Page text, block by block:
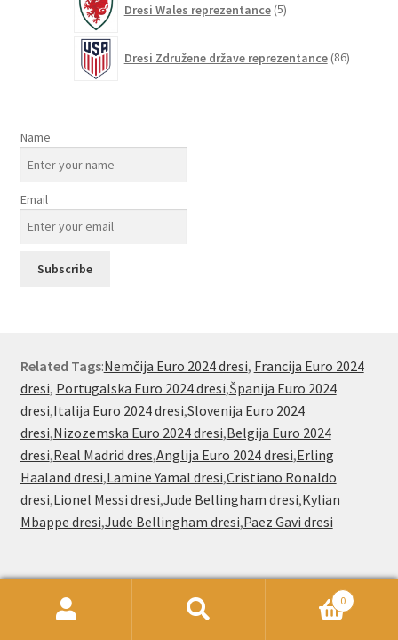
Dresi Wales reprezentance 5izdelkov
Dresi Združene države reprezentance 86izdelkov
Name
Email
Related Tags:Nemčija Euro 2024 dresi, Francija Euro 2024
dresi, Portugalska Euro 2024 dresi,Španija Euro 2024
dresi,Italija Euro 2024 dresi,Slovenija Euro 2024
dresi,Nizozemska Euro 2024 dresi,Belgija Euro 2024
dresi,Real Madrid dres,Anglija Euro 2024 dresi,Erling
Haaland dresi,Lamine Yamal dresi,Cristiano Ronaldo
dresi,Lionel Messi dresi,Jude Bellingham dresi,Kylian
Mbappe dresi,Jude Bellingham dresi,Paez Gavi dresi
Nogometnionline.com že od leta 2000
0